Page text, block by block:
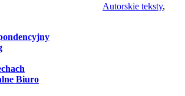
Autorskie teksty,
Biuro